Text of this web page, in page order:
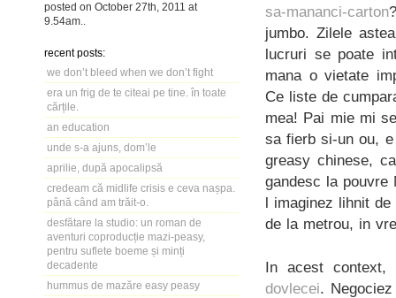
posted on October 27th, 2011 at
9.54am
recent posts:
we don’t bleed when we don’t fight
era un frig de te citeai pe tine. în toate
cărțile.
an education
unde s-a ajuns, dom’le
aprilie, după apocalipsă
credeam că midlife crisis e ceva nașpa.
până când am trăit-o.
desfătare la studio: un roman de
aventuri coproducție mazi-peasy,
pentru suflete boeme și minți
decadente
hummus de mazăre easy peasy
sa-mananci-carton
jumbo. Zilele
lucruri se poate
mana o vietate
Ce liste de
mea! Pai mie mi
sa fierb si-un ou,
greasy chinese,
gandesc la
l imaginez lihnit
de la metrou, in
In acest
dovlecei.